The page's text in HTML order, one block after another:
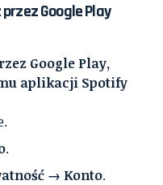
Google Play
Google Play,
aplikacji Spotify
.
→ Konto.